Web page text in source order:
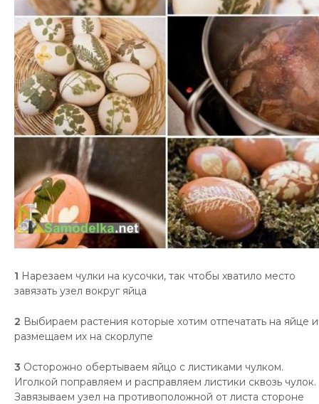
1 Нарезаем чулки на кусочки, так чтобы хватило место
завязать узел вокруг яйца
2 Выбираем растения которые хотим отпечатать на яйце и
размещаем их на скорлупе
3 Осторожно обертываем яйцо с листиками чулком.
Иголкой поправляем и расправляем листики сквозь чулок.
Завязываем узел на противоположной от листа стороне